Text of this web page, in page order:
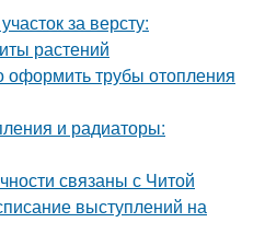
за версту:
растений
оформить трубы отопления
и радиаторы:
связаны с Читой
выступлений на